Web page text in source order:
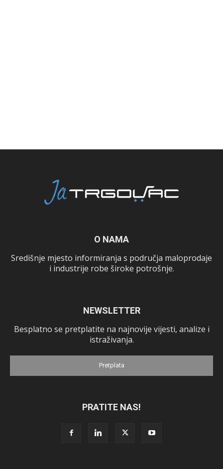
O NAMA
Središnje mjesto informiranja s područja maloprodaje
i industrije robe široke potrošnje.
NEWSLETTER
Besplatno se pretplatite na najnovije vijesti, analize i
istraživanja.
Pretplata
PRATITE NAS!